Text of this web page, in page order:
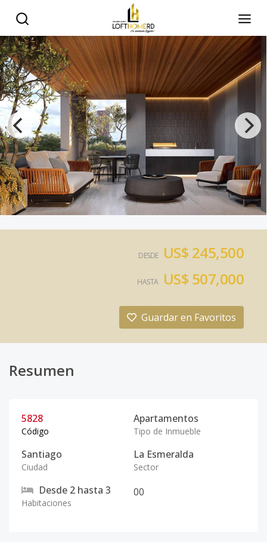
DESDE US$ 245,500
HASTA US$ 507,000
Guardar en Favoritos
Resumen
5828
Código
Apartamentos
Tipo de Inmueble
Santiago
Ciudad
La Esmeralda
Sector
Desde 2 hasta 3
Habitaciones
00